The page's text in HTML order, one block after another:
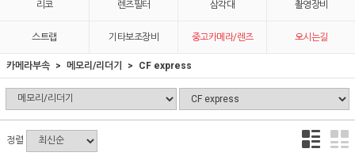
리코 렌즈필터 삼각대 촬영장비
스트랩 기타보조장비 중고카메라/렌즈 오시는길
카메라부속 메모리/리더기 CF express
정렬